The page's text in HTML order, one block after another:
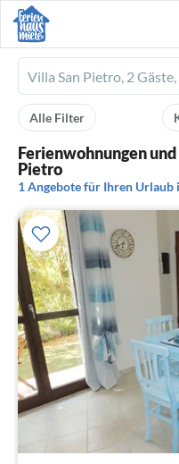
Ferienhausmiete
logo
Alle Filter
Ferienwohnungen
Pietro
1 Angebote für Ihren Urlaub